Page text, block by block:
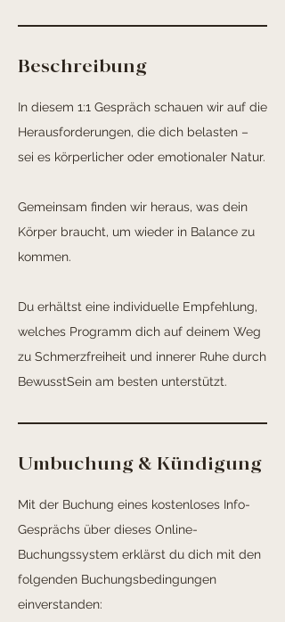
Beschreibung
In diesem 1:1 Gespräch schauen wir auf die
Herausforderungen, die dich belasten –
sei es körperlicher oder emotionaler Natur.
Gemeinsam finden wir heraus, was dein
Körper braucht, um wieder in Balance zu
kommen.
Du erhältst eine individuelle Empfehlung,
welches Programm dich auf deinem Weg
zu Schmerzfreiheit und innerer Ruhe durch
BewusstSein am besten unterstützt.
Umbuchung & Kündigung
Mit der Buchung eines kostenloses Info-
Gesprächs über dieses Online-
Buchungssystem erklärst du dich mit den
folgenden Buchungsbedingungen
einverstanden: